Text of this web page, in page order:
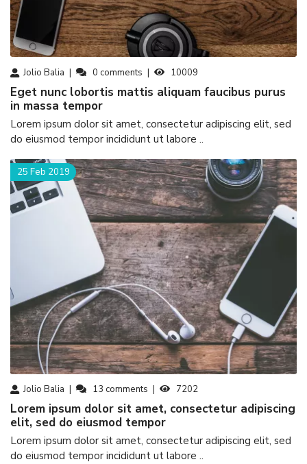
Jolio Balia 0 comments 10009
eget nunc lobortis mattis aliquam faucibus purus
in massa tempor
Lorem ipsum dolor sit amet, consectetur adipiscing elit, sed
do eiusmod tempor incididunt ut labore ..
Jolio Balia 13 comments 7202
25 Feb 2019
Lorem ipsum dolor sit amet, consectetur adipiscing
elit, sed do eiusmod tempor
Lorem ipsum dolor sit amet, consectetur adipiscing elit, sed
do eiusmod tempor incididunt ut labore ..